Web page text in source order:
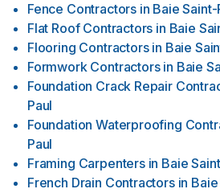
Fence Contractors in Baie Saint-
Flat Roof Contractors in Baie
Flooring Contractors in Baie
Formwork Contractors in Baie
Foundation Crack Repair
Paul
Foundation Waterproofing
Paul
Framing Carpenters in Baie
French Drain Contractors in